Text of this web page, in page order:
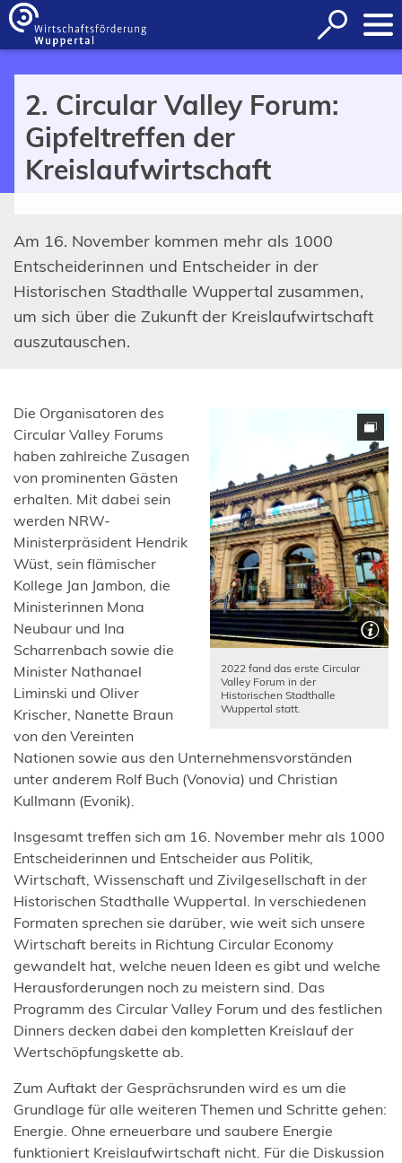
Inhalt anspringen
Suche
öffnen
2. Circular Valley Forum:
Gipfeltreffen der
Kreislaufwirtschaft
Am 16. November kommen mehr als 1000
Entscheiderinnen und Entscheider in der
Historischen Stadthalle Wuppertal zusammen,
um sich über die Zukunft der Kreislaufwirtschaft
auszutauschen.
2022 fand das erste Circular
Valley Forum in der
Historischen Stadthalle
Wuppertal statt.
Die Organisatoren des
Circular Valley Forums
haben zahlreiche Zusagen
von prominenten Gästen
erhalten. Mit dabei sein
werden NRW-
Ministerpräsident Hendrik
Wüst, sein flämischer
Kollege Jan Jambon, die
Ministerinnen Mona
Neubaur und Ina
Scharrenbach sowie die
Minister Nathanael
Liminski und Oliver
Krischer, Nanette Braun
von den Vereinten
Nationen sowie aus den Unternehmensvorständen
unter anderem Rolf Buch (Vonovia) und Christian
Kullmann (Evonik).
Insgesamt treffen sich am 16. November mehr als 1000
Entscheiderinnen und Entscheider aus Politik,
Wirtschaft, Wissenschaft und Zivilgesellschaft in der
Historischen Stadthalle Wuppertal. In verschiedenen
Formaten sprechen sie darüber, wie weit sich unsere
Wirtschaft bereits in Richtung Circular Economy
gewandelt hat, welche neuen Ideen es gibt und welche
Herausforderungen noch zu meistern sind. Das
Programm des Circular Valley Forum und des festlichen
Dinners decken dabei den kompletten Kreislauf der
Wertschöpfungskette ab.
Zum Auftakt der Gesprächsrunden wird es um die
Grundlage für alle weiteren Themen und Schritte gehen:
Energie. Ohne erneuerbare und saubere Energie
funktioniert Kreislaufwirtschaft nicht. Für die Diskussion